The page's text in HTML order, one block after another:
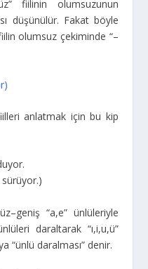
fiilinin olumsuzunun
düşünülür. Fakat böyle
olumsuz çekiminde “–
anlatmak için bu kip
sürüyor.)
“a,e” ünlüleriyle
daraltarak “ı,i,u,ü”
“ünlü daralması” denir.